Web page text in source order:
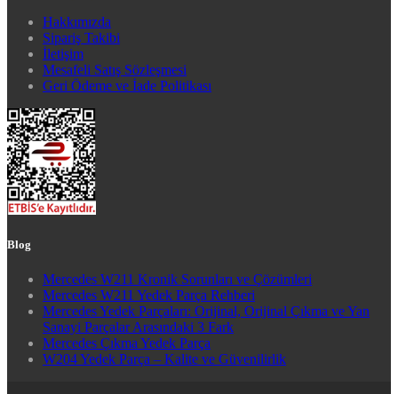
Hakkımızda
Sipariş Takibi
İletişim
Mesafeli Satış Sözleşmesi
Geri Ödeme ve İade Politikası
Blog
Mercedes W211 Kronik Sorunları ve Çözümleri
Mercedes W211 Yedek Parça Rehberi
Mercedes Yedek Parçaları: Orijinal, Orijinal Çıkma ve Yan
Sanayi Parçalar Arasındaki 3 Fark
Mercedes Çıkma Yedek Parça
W204 Yedek Parça – Kalite ve Güvenilirlik